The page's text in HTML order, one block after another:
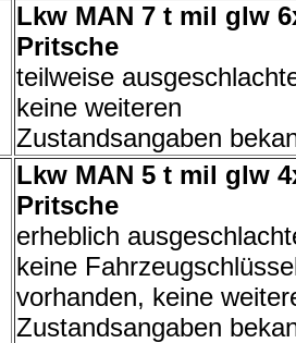
Lkw MAN 7 t mil glw
Pritsche
teilweise
keine weiteren
Zustandsangaben
Lkw MAN 5 t mil glw
Pritsche
erheblich
keine
vorhanden, keine
Zustandsangaben